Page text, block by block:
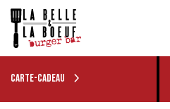
CARTE-CADEAU